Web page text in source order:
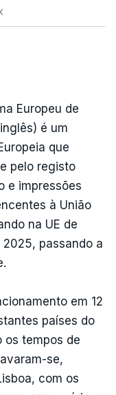
Europeu de
é um
que
pelo registo
e impressões
à União
na UE de
passando a
em 12
países do
os tempos de
se,
com os